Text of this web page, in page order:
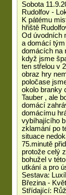
Sobota
Rudolfov -
K pátému
hřiště
Od úvodních
a domácí
domácích na
když jsme
ten střelou v
obraz hry
poločase
okolo branky
Tauber , ale
domácí
domácímu
vybíhajícího
zklamání po
situace
75.minutě
protože celý
bohužel v
utkání a pro
Sestava:
Březina -
Střídající: